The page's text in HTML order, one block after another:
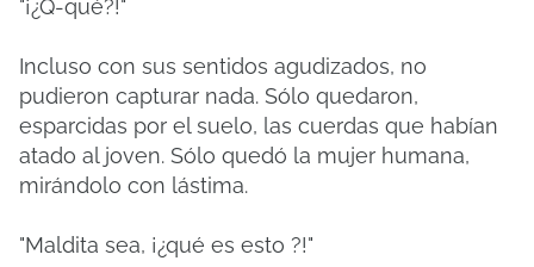
"¡¿Q-qué?!"
Incluso con sus sentidos agudizados, no
pudieron capturar nada. Sólo quedaron,
esparcidas por el suelo, las cuerdas que habían
atado al joven. Sólo quedó la mujer humana,
mirándolo con lástima.
"Maldita sea, ¡¿qué es esto ?!"